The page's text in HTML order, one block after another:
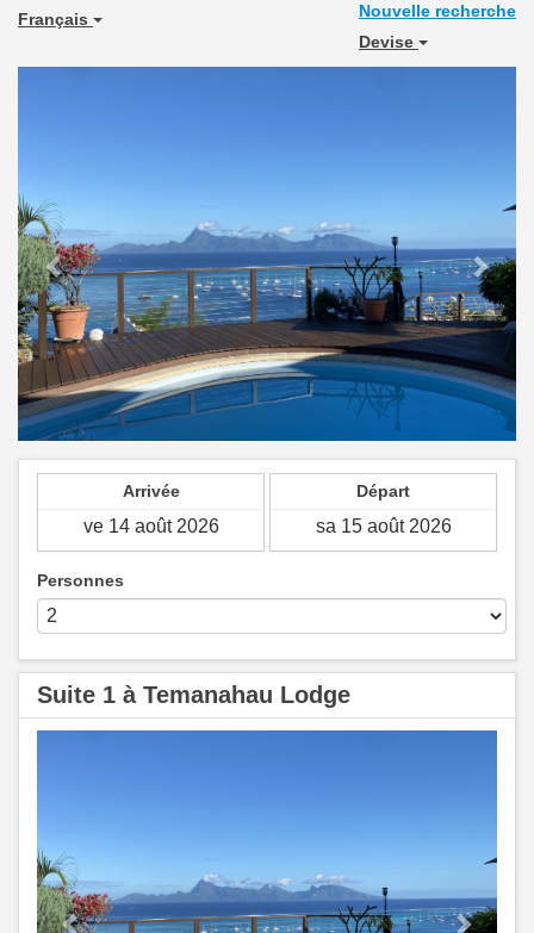
Français
Nouvelle recherche
Devise
Arrivée Départ
Personnes
Suite 1 à Temanahau Lodge